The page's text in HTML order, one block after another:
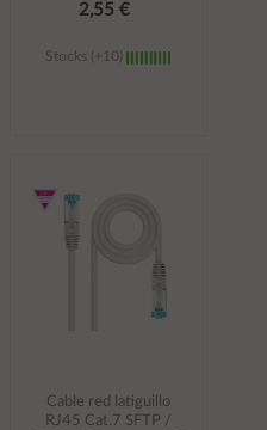
2,55 €
Stocks (+10)
carrito
Cable red latiguillo
RJ45 Cat.7 SFTP /